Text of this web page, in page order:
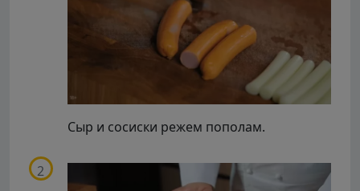
Сыр и сосиски режем пополам.